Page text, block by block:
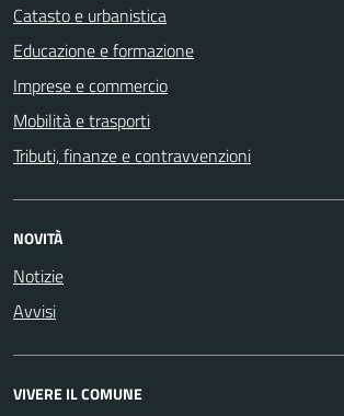
Catasto e urbanistica
Educazione e formazione
Imprese e commercio
Mobilità e trasporti
Tributi, finanze e contravvenzioni
NOVITÀ
Notizie
Avvisi
VIVERE IL COMUNE